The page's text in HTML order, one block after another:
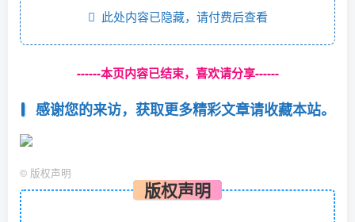
此处内容已隐藏，请付费后查看
------本页内容已结束，喜欢请分享------
感谢您的来访，获取更多精彩文章请收藏本站。
© 版权声明
版权声明